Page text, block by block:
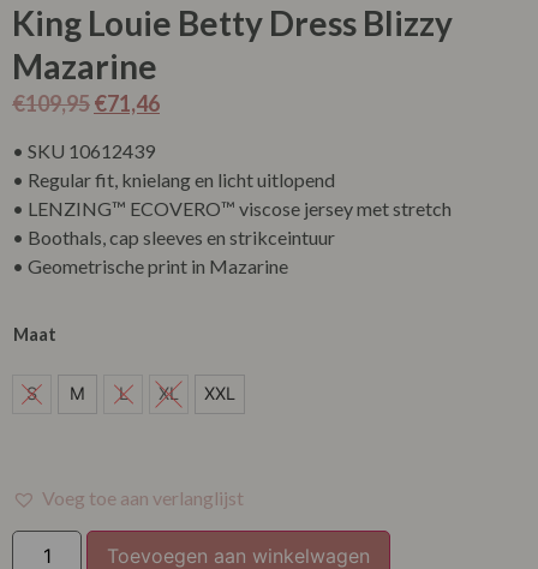
King Louie Betty Dress Blizzy
Mazarine
€109,95€71,46
• SKU 10612439
• Regular fit, knielang en licht uitlopend
• LENZING™ ECOVERO™ viscose jersey met stretch
• Boothals, cap sleeves en strikceintuur
• Geometrische print in Mazarine
Maat
M
S M L XL XXL
Voeg toe aan verlanglijst
Toevoegen aan winkelwagen